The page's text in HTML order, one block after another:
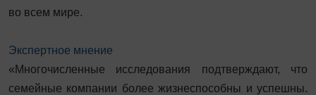
во всем мире.
Экспертное мнение
«Многочисленные исследования подтверждают, что
семейные компании более жизнеспособны и успешны.